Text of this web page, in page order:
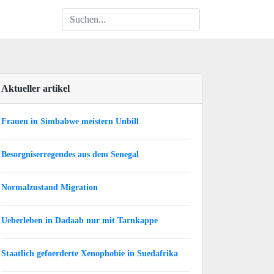
Aktueller artikel
Frauen in Simbabwe meistern Unbill
Besorgniserregendes aus dem Senegal
Normalzustand Migration
Ueberleben in Dadaab nur mit Tarnkappe
Staatlich gefoerderte Xenophobie in Suedafrika